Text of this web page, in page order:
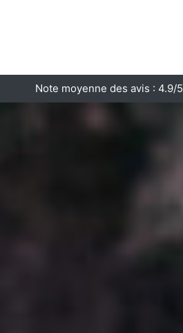
Note moyenne des avis : 4.9/5